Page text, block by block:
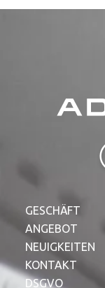
GESCHÄFT
ANGEBOT
NEUIGKEITEN
KONTAKT
DSGVO